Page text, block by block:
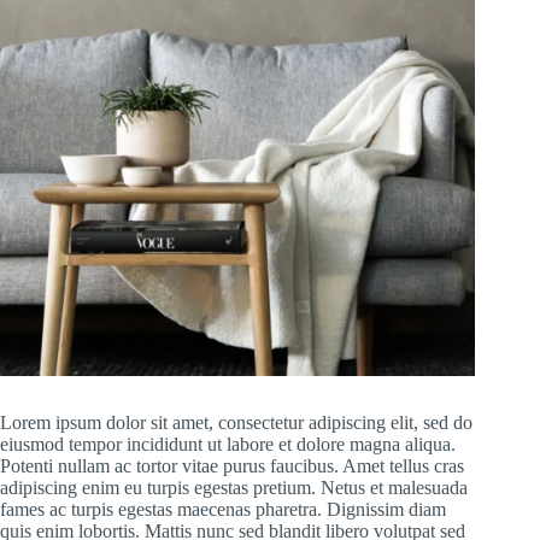
Lorem ipsum dolor sit amet, consectetur adipiscing elit, sed do
eiusmod tempor incididunt ut labore et dolore magna aliqua.
Potenti nullam ac tortor vitae purus faucibus. Amet tellus cras
adipiscing enim eu turpis egestas pretium. Netus et malesuada
fames ac turpis egestas maecenas pharetra. Dignissim diam
quis enim lobortis. Mattis nunc sed blandit libero volutpat sed